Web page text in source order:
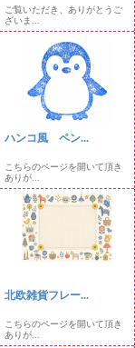
ご覧いただき、ありがとうご
ざいま...
ハンコ風 ペン...
こちらのページを開いて頂き
ありが...
北欧雑貨フレー...
こちらのページを開いて頂き
ありが...